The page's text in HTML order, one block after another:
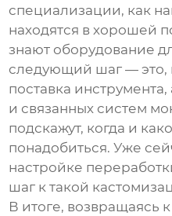
специализации, как
находятся в хорошей
знают оборудование
следующий шаг — это,
поставка
и связанных систем
подскажут, когда и
понадобиться. Уже
настройке
шаг к такой
В итоге, возвращаясь к